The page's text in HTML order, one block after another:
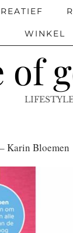
of
WINKEL
Karin Bloemen